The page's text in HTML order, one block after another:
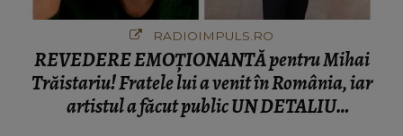
RADIOIMPULS.RO
REVEDERE EMOȚIONANTĂ pentru Mihai
Trăistariu! Fratele lui a venit în România, iar
artistul a făcut public UN DETALIU